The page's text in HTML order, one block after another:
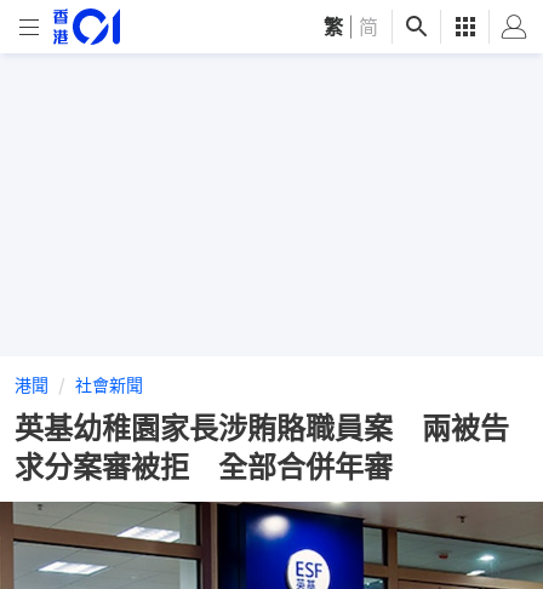
繁 简
港聞 社會新聞
英基幼稚園家長涉賄賂職員案 兩被告
求分案審被拒 全部合併年審